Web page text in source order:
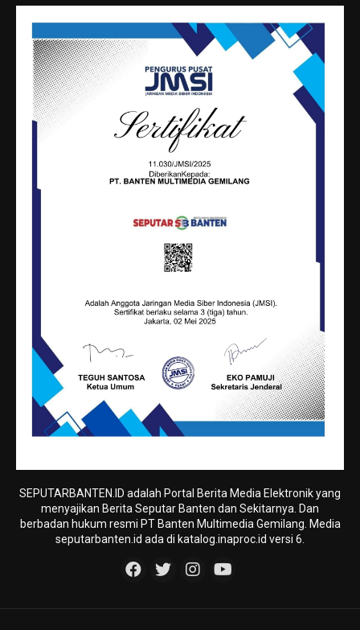
SEPUTARBANTEN.ID adalah Portal Berita Media Elektronik yang
menyajikan Berita Seputar Banten dan Sekitarnya. Dan
berbadan hukum resmi PT Banten Multimedia Gemilang. Media
seputarbanten.id ada di katalog.inaproc.id versi 6.